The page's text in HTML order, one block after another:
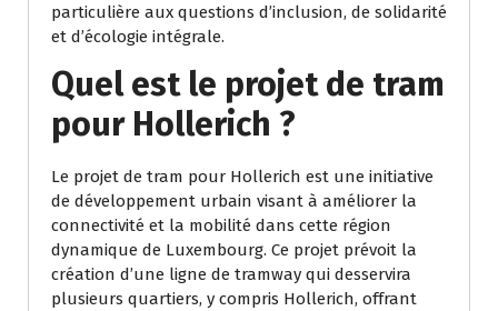
particulière aux questions d’inclusion, de solidarité
et d’écologie intégrale.
Quel est le projet de tram
pour Hollerich ?
Le projet de tram pour Hollerich est une initiative
de développement urbain visant à améliorer la
connectivité et la mobilité dans cette région
dynamique de Luxembourg. Ce projet prévoit la
création d’une ligne de tramway qui desservira
plusieurs quartiers, y compris Hollerich, offrant